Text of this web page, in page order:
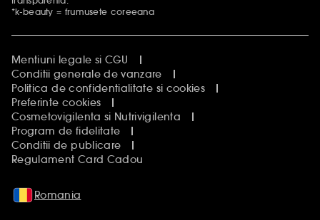
*k-beauty = frumusete coreeana
Mentiuni legale si CGU
Conditii generale de vanzare
Politica de confidentialitate si cookies
Preferinte cookies
Cosmetovigilenta si Nutrivigilenta
Program de fidelitate
Conditii de publicare
Regulament Card Cadou
Romania